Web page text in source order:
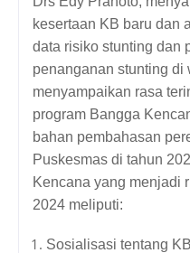
kesertaan KB baru dan
data risiko stunting dan
penanganan stunting
menyampaikan rasa
program Bangga
bahan pembahasan
Puskesmas di tahun
Kencana yang menjadi
2024 meliputi:
Sosialisasi tentang